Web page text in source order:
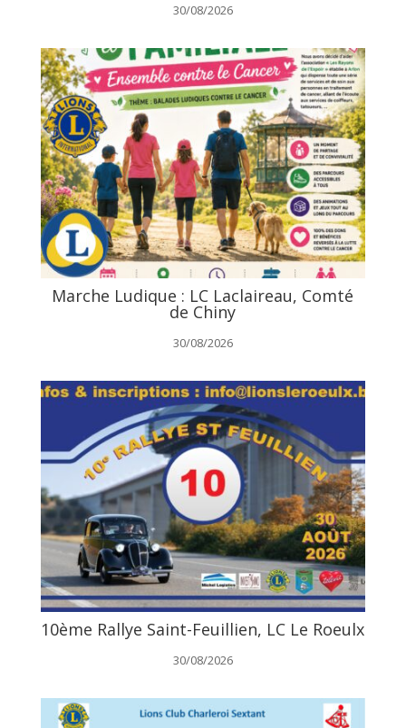
30/08/2026
Marche Ludique : LC Laclaireau, Comté
de Chiny
30/08/2026
10ème Rallye Saint-Feuillien, LC Le Roeulx
30/08/2026